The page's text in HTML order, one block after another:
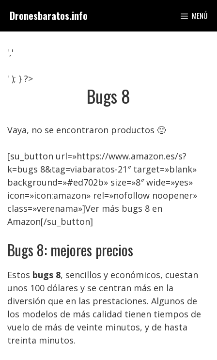
contenido
Dronesbaratos.info MENÚ
','
' ); } ?>
Bugs 8
Vaya, no se encontraron productos 🙁
[su_button url=»https://www.amazon.es/s?
k=bugs 8&tag=viabaratos-21″ target=»blank»
background=»#ed702b» size=»8″ wide=»yes»
icon=»icon:amazon» rel=»nofollow noopener»
class=»verenama»]Ver más bugs 8 en
Amazon[/su_button]
Bugs 8: mejores precios
Estos bugs 8, sencillos y económicos, cuestan
unos 100 dólares y se centran más en la
diversión que en las prestaciones. Algunos de
los modelos de más calidad tienen tiempos de
vuelo de más de veinte minutos, y de hasta
treinta minutos.